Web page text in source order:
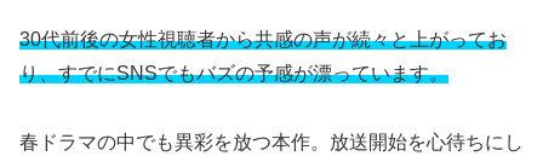
30代前後の女性視聴者から共感の声が続々と上がってお
り、すでにSNSでもバズの予感が漂っています。
春ドラマの中でも異彩を放つ本作。放送開始を心待ちにし